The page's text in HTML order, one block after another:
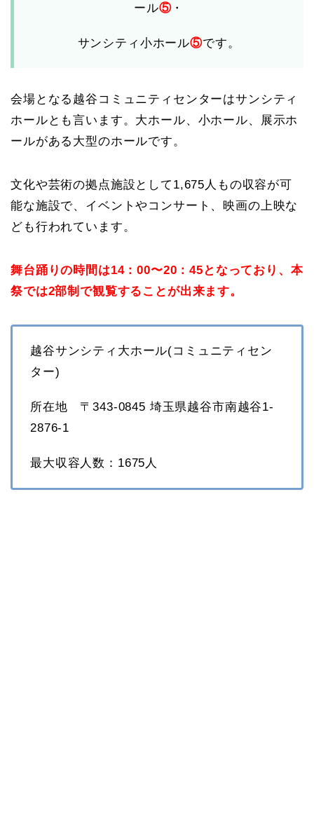
ール⑤・
サンシティ小ホール⑤です。
会場となる越谷コミュニティセンターはサンシティ
ホールとも言います。大ホール、小ホール、展示ホ
ールがある大型のホールです。
文化や芸術の拠点施設として1,675人もの収容が可
能な施設で、イベントやコンサート、映画の上映な
ども行われています。
舞台踊りの時間は14：00〜20：45となっており、本
祭では2部制で観覧することが出来ます。
越谷サンシティ大ホール(コミュニティセン
ター)
所在地 〒343-0845 埼玉県越谷市南越谷1-
2876-1
最大収容人数：1675人